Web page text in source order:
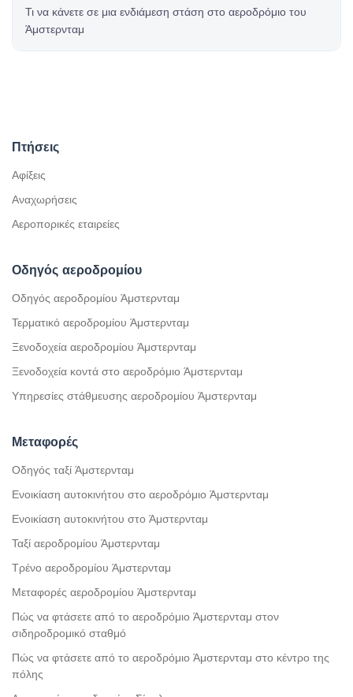
Τι να κάνετε σε μια ενδιάμεση στάση στο αεροδρόμιο του
Άμστερνταμ
Πτήσεις
Αφίξεις
Αναχωρήσεις
Αεροπορικές εταιρείες
Οδηγός αεροδρομίου
Οδηγός αεροδρομίου Άμστερνταμ
Τερματικό αεροδρομίου Άμστερνταμ
Ξενοδοχεία αεροδρομίου Άμστερνταμ
Ξενοδοχεία κοντά στο αεροδρόμιο Άμστερνταμ
Υπηρεσίες στάθμευσης αεροδρομίου Άμστερνταμ
Μεταφορές
Οδηγός ταξί Άμστερνταμ
Ενοικίαση αυτοκινήτου στο αεροδρόμιο Άμστερνταμ
Ενοικίαση αυτοκινήτου στο Άμστερνταμ
Ταξί αεροδρομίου Άμστερνταμ
Τρένο αεροδρομίου Άμστερνταμ
Μεταφορές αεροδρομίου Άμστερνταμ
Πώς να φτάσετε από το αεροδρόμιο Άμστερνταμ στον
σιδηροδρομικό σταθμό
Πώς να φτάσετε από το αεροδρόμιο Άμστερνταμ στο κέντρο της
πόλης